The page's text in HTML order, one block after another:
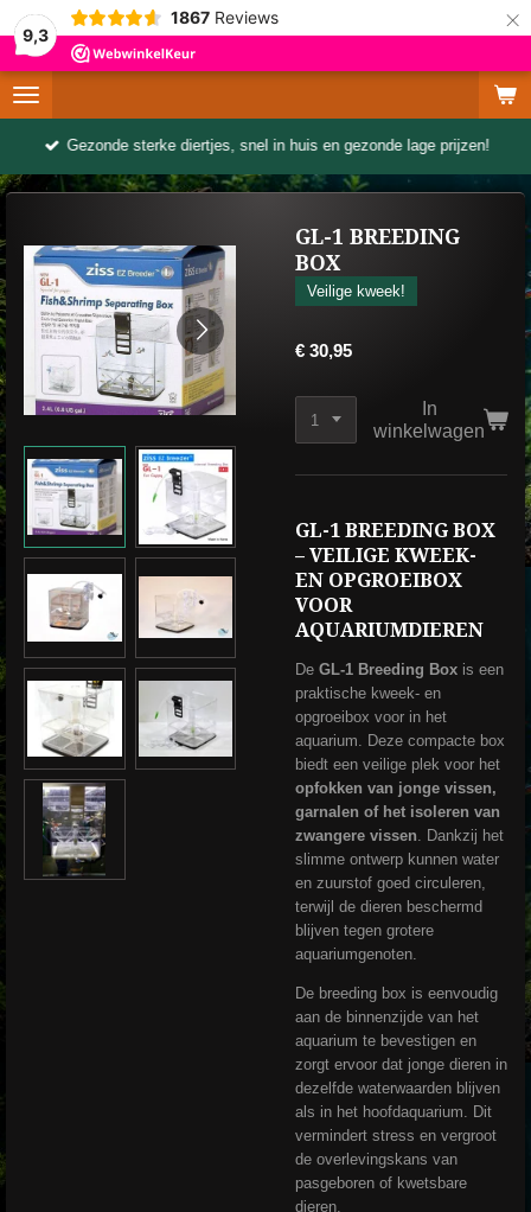
9,3
1867 Reviews ×
Gezonde sterke diertjes, snel in huis en gezonde lage prijzen!
GL-1 BREEDING
BOX
Veilige kweek!
€ 30,95
In
winkelwagen
GL-1 BREEDING BOX
– VEILIGE KWEEK-
EN OPGROEIBOX
VOOR
AQUARIUMDIEREN
De GL-1 Breeding Box is een
praktische kweek- en
opgroeibox voor in het
aquarium. Deze compacte box
biedt een veilige plek voor het
opfokken van jonge vissen,
garnalen of het isoleren van
zwangere vissen. Dankzij het
slimme ontwerp kunnen water
en zuurstof goed circuleren,
terwijl de dieren beschermd
blijven tegen grotere
aquariumgenoten.
De breeding box is eenvoudig
aan de binnenzijde van het
aquarium te bevestigen en
zorgt ervoor dat jonge dieren in
dezelfde waterwaarden blijven
als in het hoofdaquarium. Dit
vermindert stress en vergroot
de overlevingskans van
pasgeboren of kwetsbare
dieren.